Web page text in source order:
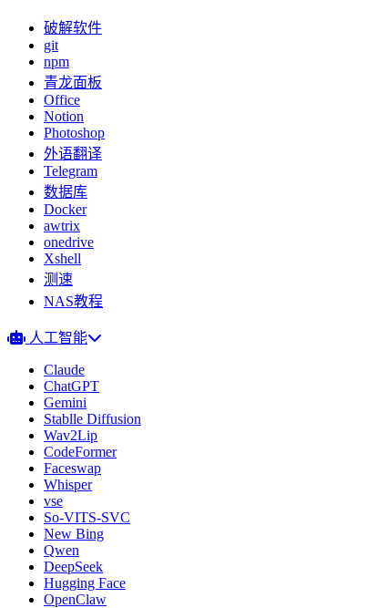
破解软件
git
npm
青龙面板
Office
Notion
Photoshop
外语翻译
Telegram
数据库
Docker
awtrix
onedrive
Xshell
测速
NAS教程
人工智能
Claude
ChatGPT
Gemini
Stablle Diffusion
Wav2Lip
CodeFormer
Faceswap
Whisper
vse
So-VITS-SVC
New Bing
Qwen
DeepSeek
Hugging Face
OpenClaw